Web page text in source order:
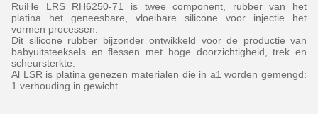
RuiHe LRS RH6250-71 is twee component, rubber van het
platina het geneesbare, vloeibare silicone voor injectie het
vormen processen.
Dit silicone rubber bijzonder ontwikkeld voor de productie van
babyuitsteeksels en flessen met hoge doorzichtigheid, trek en
scheursterkte.
Al LSR is platina genezen materialen die in a1 worden gemengd:
1 verhouding in gewicht.